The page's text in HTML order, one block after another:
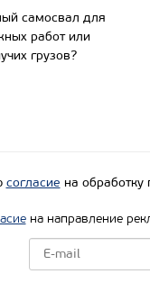
самосвал для
работ или
грузов?
согласие на
на направление